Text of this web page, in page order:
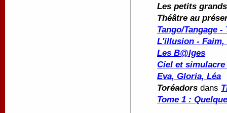
Les petits
Théâtre au
Tango/Tangage
L'illusion - Faim,
Les B@lges
Ciel et simulacre
Eva, Gloria, Léa
Toréadors dans
Tome 1 :